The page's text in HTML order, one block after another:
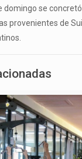
domingo se
provenientes de